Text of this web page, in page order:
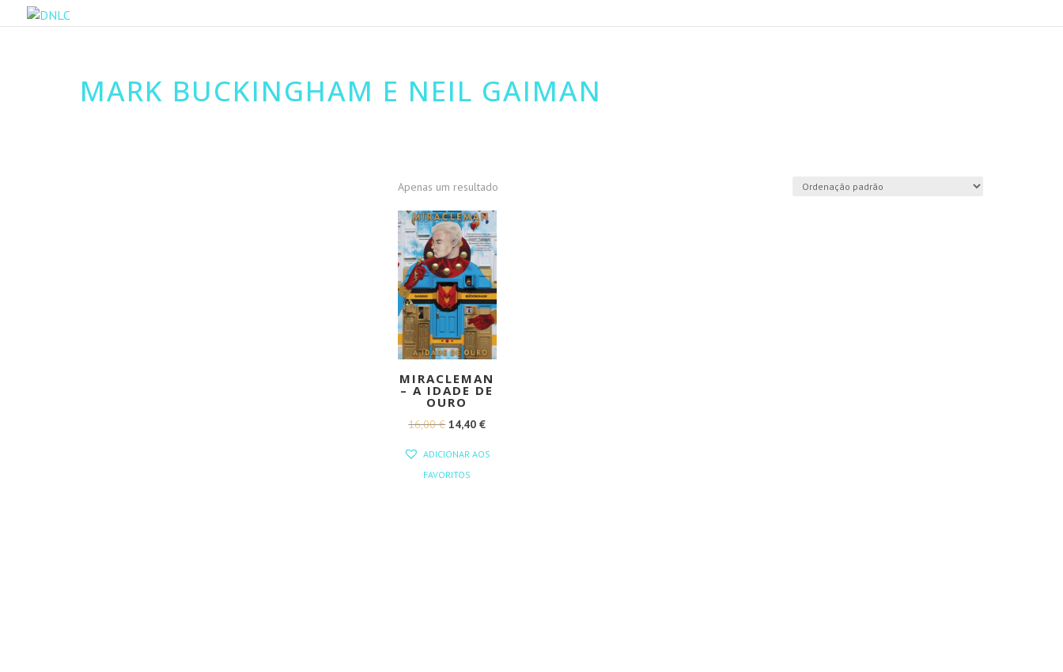
MARK BUCKINGHAM E NEIL GAIMAN
Apenas um resultado
PROMOÇÃO!
MIRACLEMAN
– A IDADE DE
OURO
16,00€ O
14,40€O
ADICIONAR AOS
FAVORITOS